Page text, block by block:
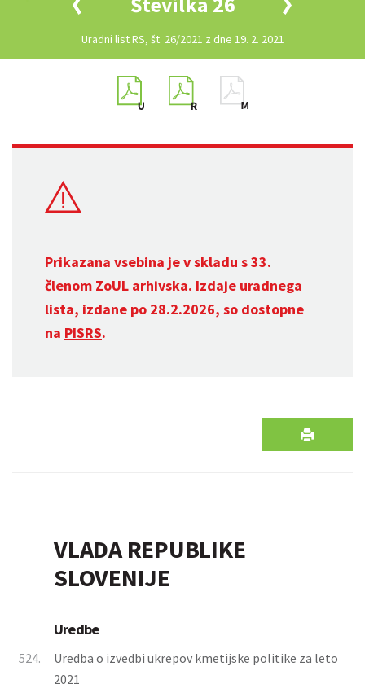
Uradni list RS, št. 26/2021 z dne 19. 2. 2021
Prikazana vsebina je v skladu s 33.
členom ZoUL arhivska. Izdaje uradnega
lista, izdane po 28.2.2026, so dostopne
na PISRS.
VLADA REPUBLIKE
SLOVENIJE
Uredbe
524.
Uredba o izvedbi ukrepov kmetijske politike za leto
2021